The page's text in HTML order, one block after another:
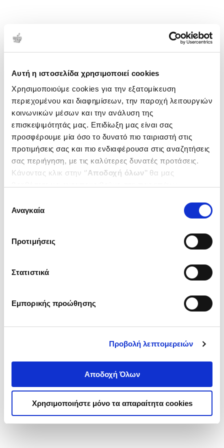
Αυτή η ιστοσελίδα χρησιμοποιεί cookies
Χρησιμοποιούμε cookies για την εξατομίκευση
περιεχομένου και διαφημίσεων, την παροχή λειτουργιών
κοινωνικών μέσων και την ανάλυση της
επισκεψιμότητάς μας. Επιδίωξη μας είναι σας
προσφέρουμε μία όσο το δυνατό πιο ταιριαστή στις
προτιμήσεις σας και πιο ενδιαφέρουσα στις αναζητήσεις
σας περιήγηση, με τις καλύτερες δυνατές προτάσεις.
Κάνοντας κλικ στην ‘’Αποδοχή όλων’’ θα μας
ενδιαφέρουν και να επιλέξετε από τα παρακάτω με την
΄΄και να ενημερωθείτε σχετικά με
συγκατάθεσης
Αναγκαία
Προτιμήσεις
Στατιστικά
Εμπορικής προώθησης
Προβολή λεπτομερειών
Αποδοχή Όλων
Χρησιμοποιήστε μόνο τα απαραίτητα cookies